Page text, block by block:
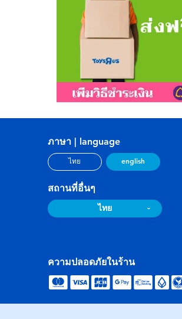
ภาษา | language
ไทย english
สถานที่อื่นๆ
ไทย
ความปลอดภัยในร้าน